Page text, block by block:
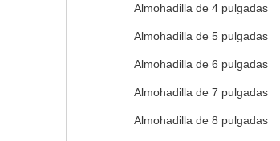
Almohadilla de 4 pulgadas
Almohadilla de 5 pulgadas
Almohadilla de 6 pulgadas
Almohadilla de 7 pulgadas
Almohadilla de 8 pulgadas